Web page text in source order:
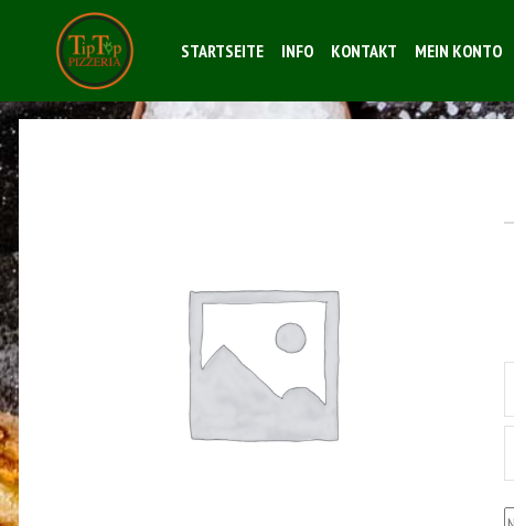
STARTSEITE INFO KONTAKT MEIN KONTO